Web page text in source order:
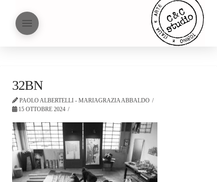
32BN
PAOLO ALBERTELLI - MARIAGRAZIA ABBALDO
15 OTTOBRE 2024